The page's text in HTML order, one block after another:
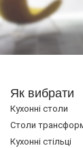
Як вибрати
Кухонні столи
Cтоли
Кухонні стільці